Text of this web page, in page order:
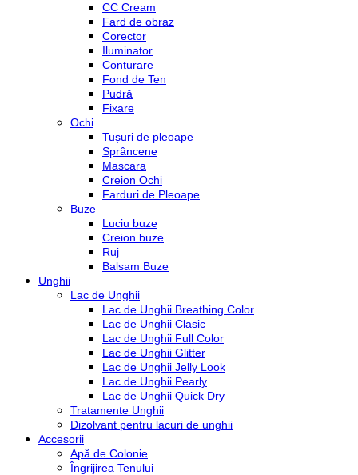
CC Cream
Fard de obraz
Corector
Iluminator
Conturare
Fond de Ten
Pudră
Fixare
Ochi
Tușuri de pleoape
Sprâncene
Mascara
Creion Ochi
Farduri de Pleoape
Buze
Luciu buze
Creion buze
Ruj
Balsam Buze
Unghii
Lac de Unghii
Lac de Unghii Breathing Color
Lac de Unghii Clasic
Lac de Unghii Full Color
Lac de Unghii Glitter
Lac de Unghii Jelly Look
Lac de Unghii Pearly
Lac de Unghii Quick Dry
Tratamente Unghii
Dizolvant pentru lacuri de unghii
Accesorii
Apă de Colonie
Îngrijirea Tenului